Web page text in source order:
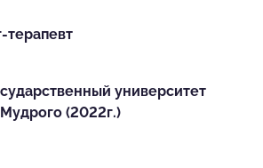
терапевт
университет
(2022г.)